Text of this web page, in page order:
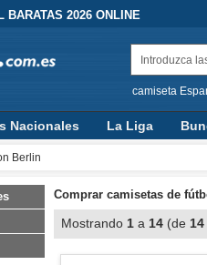
BARATAS 2026 ONLINE
camiseta
Nacionales La Liga
Berlin
Comprar camisetas de
Mostrando 1 a 14 (de 14